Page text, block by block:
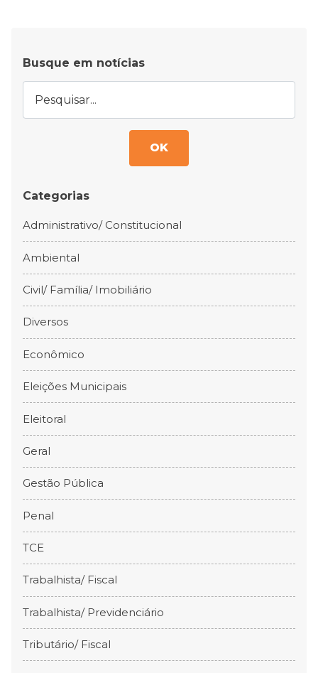
Busque em notícias
OK
Categorias
Administrativo/ Constitucional
Ambiental
Civil/ Família/ Imobiliário
Diversos
Econômico
Eleições Municipais
Eleitoral
Geral
Gestão Pública
Penal
TCE
Trabalhista/ Fiscal
Trabalhista/ Previdenciário
Tributário/ Fiscal